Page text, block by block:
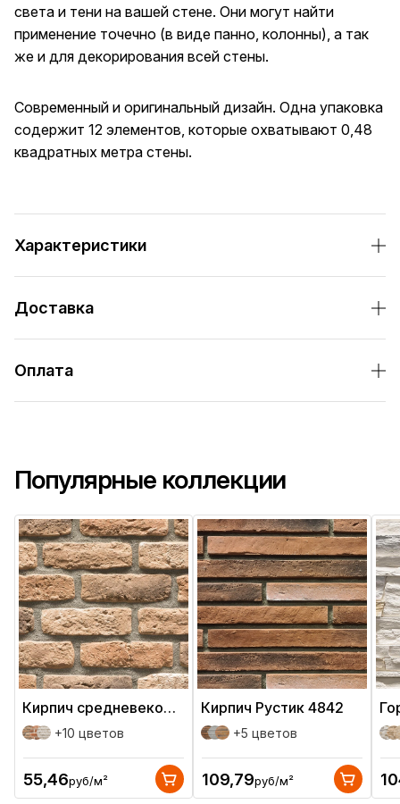
света и тени на вашей стене. Они могут найти
применение точечно (в виде панно, колонны), а так
же и для декорирования всей стены.
Современный и оригинальный дизайн. Одна упаковка
содержит 12 элементов, которые охватывают 0,48
квадратных метра стены.
Характеристики
Доставка
Оплата
Популярные коллекции
Кирпич средневековый
+10 цветов
в коллекции
55,46руб/м²
Кирпич Рустик 4842
+5 цветов
в коллекции
109,79руб/м²
в